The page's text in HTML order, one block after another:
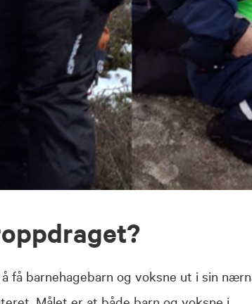
få barnehagebarn og voksne ut i sin